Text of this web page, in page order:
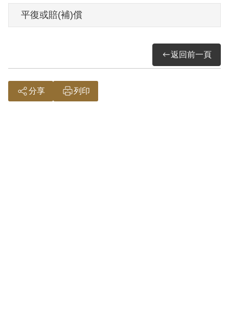
其於1999年4月向補償基金會提出申請，
2000年10月經第1屆第21次董監事會審核
通過予以補償。補償理由為證據不足以認
2018年12月經促轉會公告撤銷判決處分。
平復或賠(補)償
返回前一頁
分享 列印